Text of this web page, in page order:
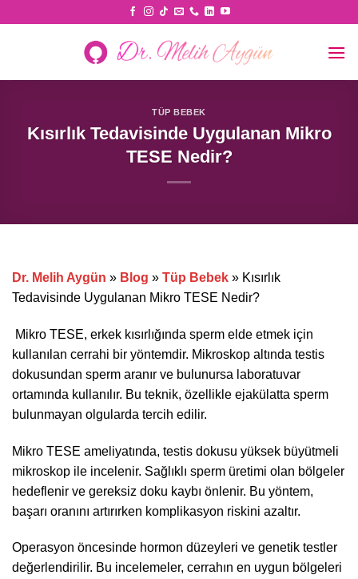
TÜP BEBEK
Kısırlık Tedavisinde Uygulanan Mikro
TESE Nedir?
Dr. Melih Aygün » Blog » Tüp Bebek » Kısırlık
Tedavisinde Uygulanan Mikro TESE Nedir?
Mikro TESE, erkek kısırlığında sperm elde etmek için
kullanılan cerrahi bir yöntemdir. Mikroskop altında testis
dokusundan sperm aranır ve bulunursa laboratuvar
ortamında kullanılır. Bu teknik, özellikle ejakülatta sperm
bulunmayan olgularda tercih edilir.
Mikro TESE ameliyatında, testis dokusu yüksek büyütmeli
mikroskop ile incelenir. Sağlıklı sperm üretimi olan bölgeler
hedeflenir ve gereksiz doku kaybı önlenir. Bu yöntem,
başarı oranını artırırken komplikasyon riskini azaltır.
Operasyon öncesinde hormon düzeyleri ve genetik testler
değerlendirilir. Bu incelemeler, cerrahın en uygun bölgeleri